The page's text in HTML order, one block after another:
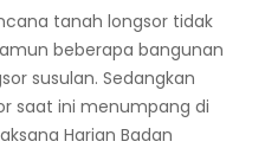
tanah longsor tidak
beberapa bangunan
susulan. Sedangkan
saat ini menumpang di
Harian Badan